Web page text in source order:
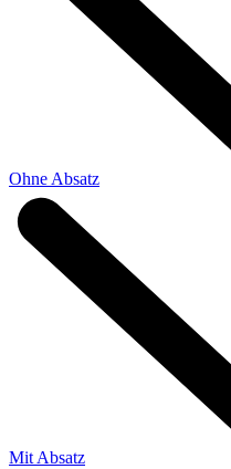
Ohne Absatz
Mit Absatz